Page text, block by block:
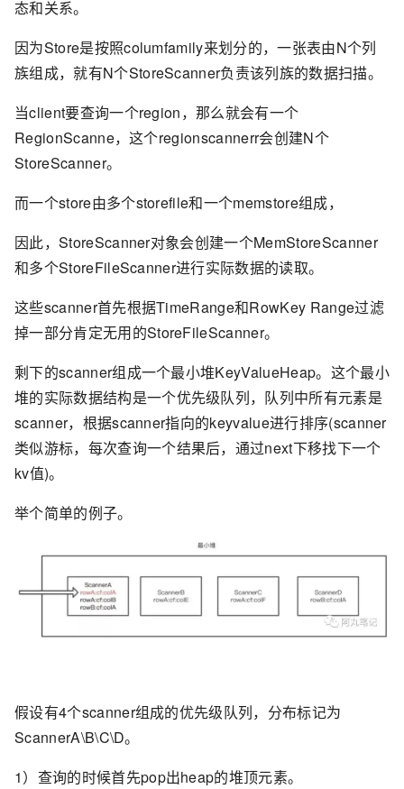
态和关系。
因为Store是按照columfamily来划分的，一张表由N个列
族组成，就有N个StoreScanner负责该列族的数据扫描。
当client要查询一个region，那么就会有一个
RegionScanne，这个regionscannerr会创建N个
StoreScanner。
而一个store由多个storefile和一个memstore组成，
因此，StoreScanner对象会创建一个MemStoreScanner
和多个StoreFileScanner进行实际数据的读取。
这些scanner首先根据TimeRange和RowKey Range过滤
掉一部分肯定无用的StoreFileScanner。
剩下的scanner组成一个最小堆KeyValueHeap。这个最小
堆的实际数据结构是一个优先级队列，队列中所有元素是
scanner，根据scanner指向的keyvalue进行排序(scanner
类似游标，每次查询一个结果后，通过next下移找下一个
kv值)。
举个简单的例子。
假设有4个scanner组成的优先级队列，分布标记为
ScannerA\B\C\D。
1）查询的时候首先pop出heap的堆顶元素。